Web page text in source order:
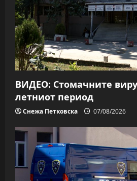
ВИДЕО: Стомачните
летниот период
Снежа Петковска 07/08/2026